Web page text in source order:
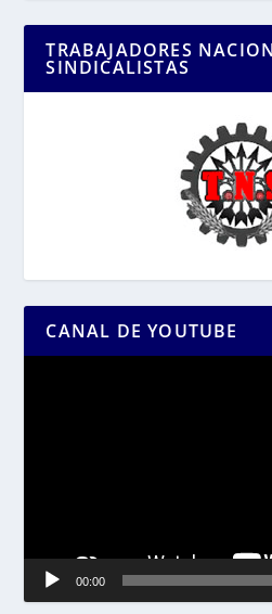
TRABAJADORES
SINDICALISTAS
CANAL DE YOUTUBE
00:00